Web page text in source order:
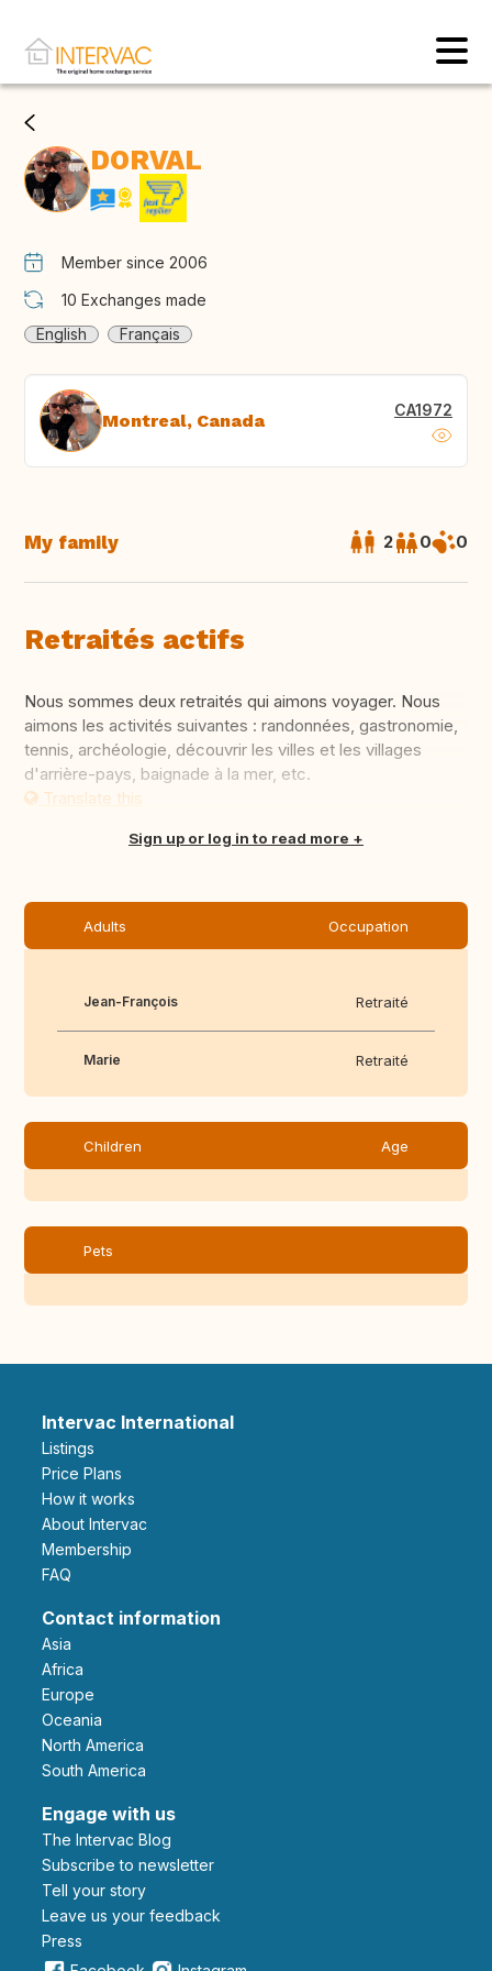
DORVAL
Member since 2006
10 Exchanges made
English
Français
Montreal, Canada CA1972
My family 2 0 0
Retraités actifs
Nous sommes deux retraités qui aimons voyager. Nous
aimons les activités suivantes : randonnées, gastronomie,
tennis, archéologie, découvrir les villes et les villages
d'arrière-pays, baignade à la mer, etc.
Translate this
Sign up or log in to read more
Adults Occupation
Jean-François Retraité
Marie Retraité
Children Age
Pets
Intervac International
Listings
Price Plans
How it works
About Intervac
Membership
FAQ
Contact information
Asia
Africa
Europe
Oceania
North America
South America
Engage with us
The Intervac Blog
Subscribe to newsletter
Tell your story
leave us your feedback
Press